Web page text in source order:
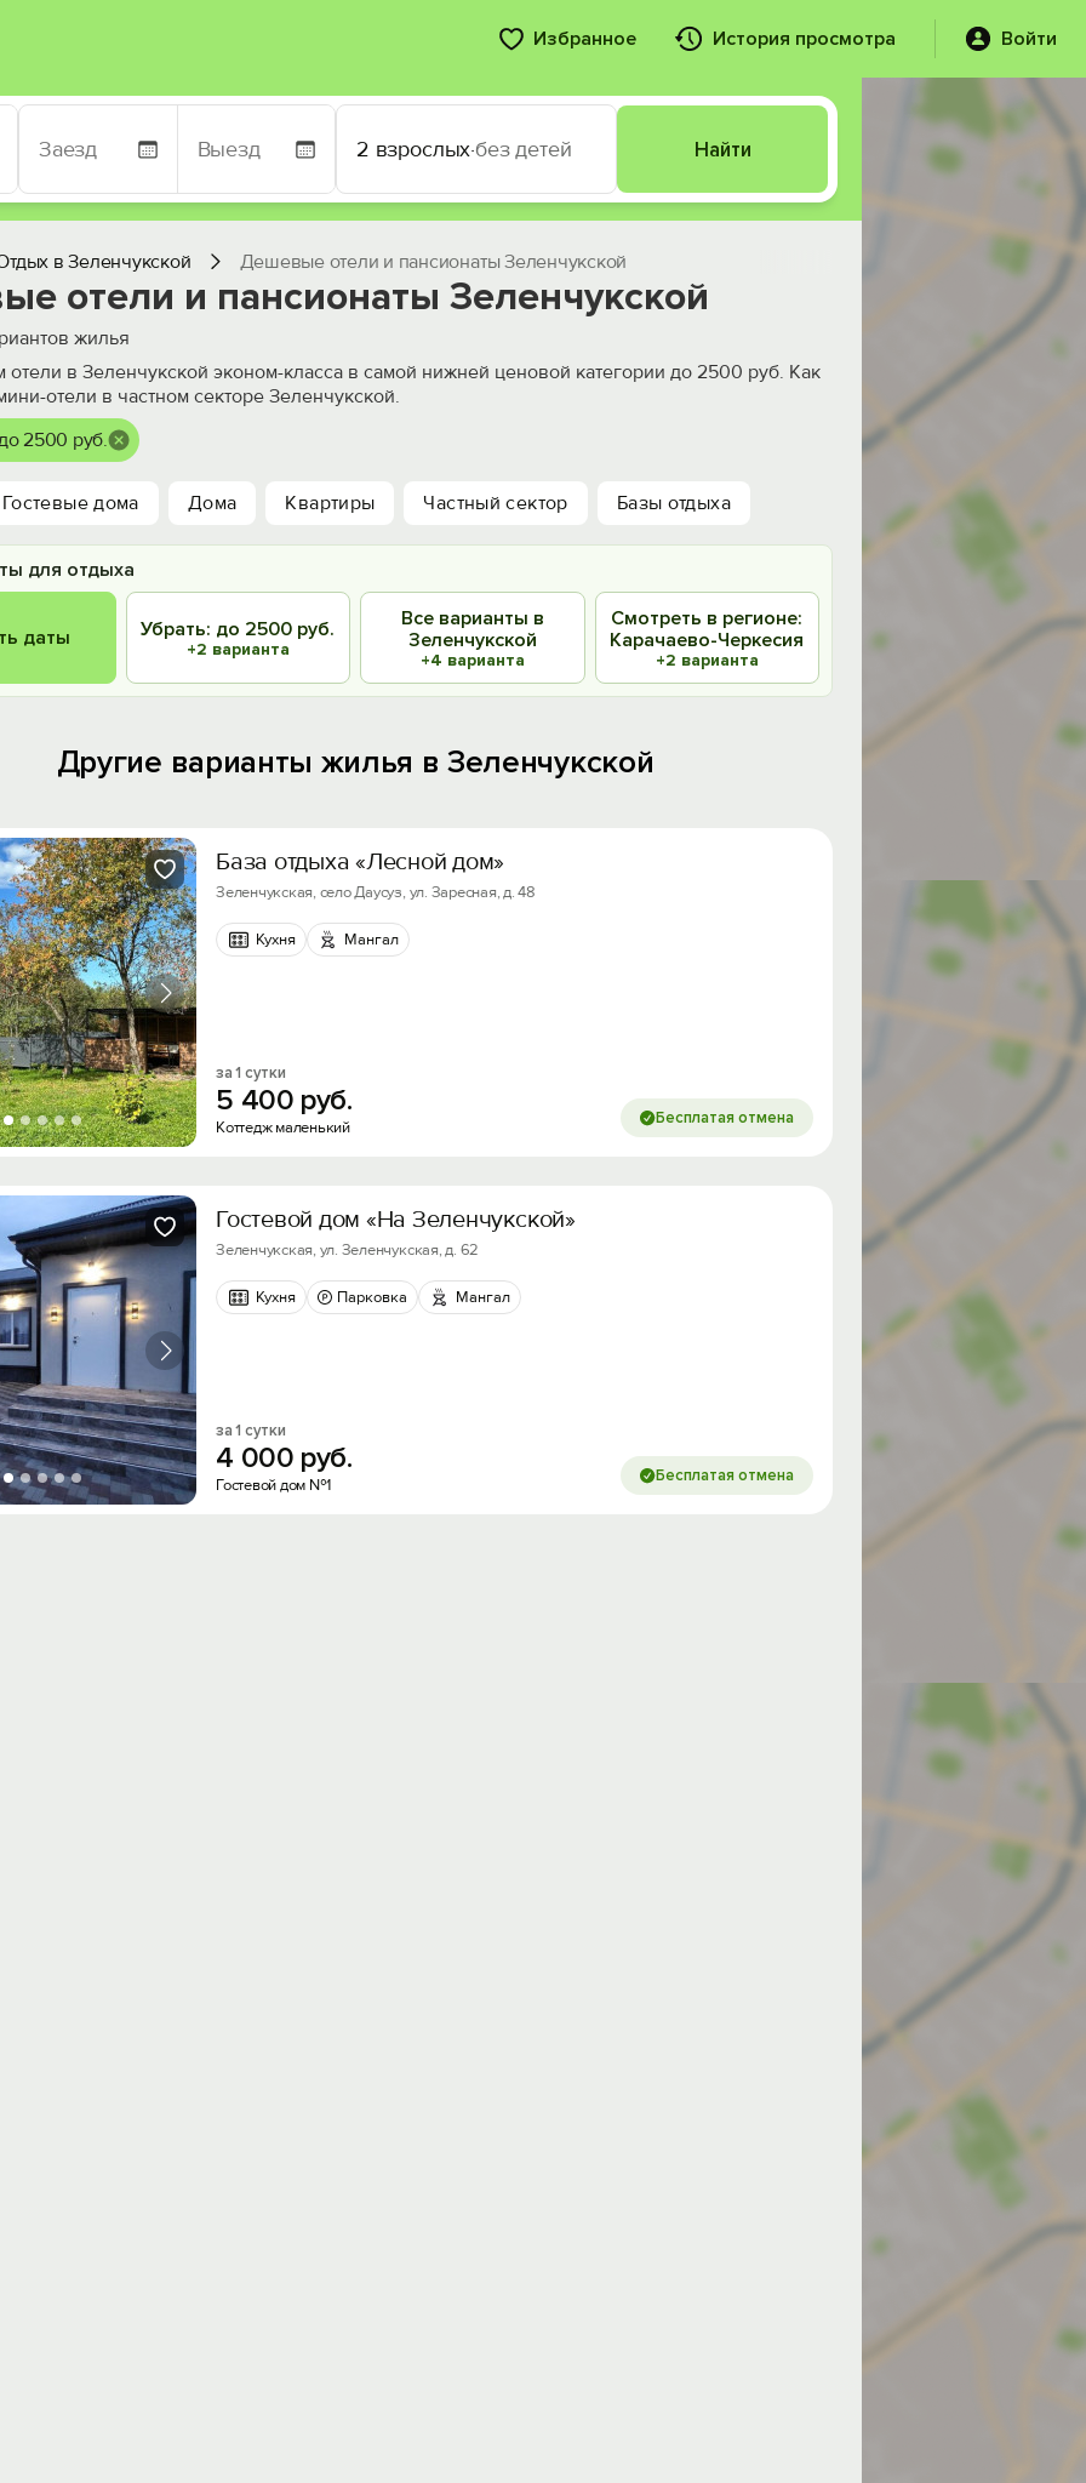
Избранное История просмотра Войти
2 взрослых·без детей Найти
в Зеленчукской Дешевые отели и пансионаты Зеленчукской
отели и пансионаты Зеленчукской
жилья
отели в Зеленчукской эконом-класса в самой нижней ценовой категории до 2500 руб. Как
отели в частном секторе Зеленчукской.
2500 руб.
Гостевые дома Дома Квартиры Частный сектор Базы отдыха
для отдыха
даты Убрать: до 2500 руб.
+2 варианта
Все варианты в
Зеленчукской
+4 варианта
Смотреть в регионе:
Карачаево-Черкесия
+2 варианта
Другие варианты жилья в Зеленчукской
База отдыха «Лесной дом»
Зеленчукская, село Даусуз, ул. Заресная, д. 48
Кухня Мангал
за 1 сутки
5 400 руб.
Коттедж маленький Бесплатая отмена
Гостевой дом «На Зеленчукской»
Зеленчукская, ул. Зеленчукская, д. 62
Кухня Парковка Мангал
за 1 сутки
4 000 руб.
Гостевой дом №1 Бесплатая отмена